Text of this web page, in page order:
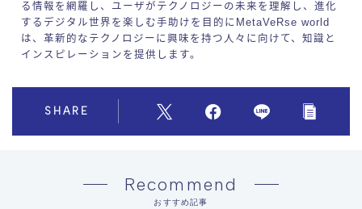
る情報を網羅し、ユーザがテクノロジーの未来を理解し、進化
するデジタル世界を楽しむ手助けを目的にMetaVeRse world
は、革新的なテクノロジーに興味を持つ人々に向けて、知識と
インスピレーションを提供します。
SHARE
Recommend
おすすめ記事